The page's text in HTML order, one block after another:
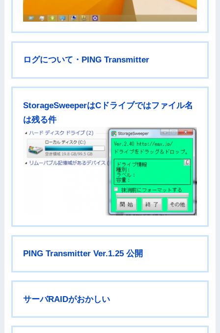
ログについて・PING Transmitter
StorageSweeperはCドライブではファイル名
は残る件
PING Transmitter Ver.1.25 公開
サーバRAIDがおかしい